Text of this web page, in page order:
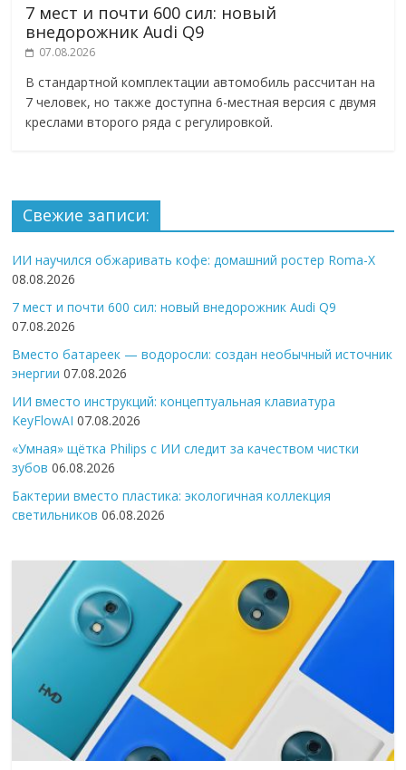
7 мест и почти 600 сил: новый
внедорожник Audi Q9
07.08.2026
В стандартной комплектации автомобиль рассчитан на
7 человек, но также доступна 6-местная версия с двумя
креслами второго ряда с регулировкой.
Свежие записи:
ИИ научился обжаривать кофе: домашний ростер Roma-X
08.08.2026
7 мест и почти 600 сил: новый внедорожник Audi Q9
07.08.2026
Вместо батареек — водоросли: создан необычный источник
энергии 07.08.2026
ИИ вместо инструкций: концептуальная клавиатура
KeyFlowAI 07.08.2026
«Умная» щётка Philips с ИИ следит за качеством чистки
зубов 06.08.2026
Бактерии вместо пластика: экологичная коллекция
светильников 06.08.2026